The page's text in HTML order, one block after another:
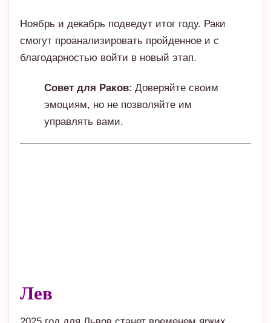
Ноябрь и декабрь подведут итог году. Раки
смогут проанализировать пройденное и с
благодарностью войти в новый этап.
Совет для Раков: Доверяйте своим
эмоциям, но не позволяйте им
управлять вами.
Начало года. Январь и февраль пройдут под